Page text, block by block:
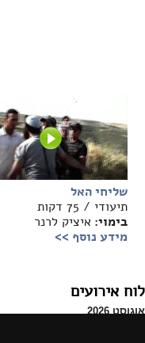
שליחי האל
תיעודי / 75 דקות
בימוי: איציק לרנר
מידע נוסף >>
לוח אירועים
אוגוסט 2026